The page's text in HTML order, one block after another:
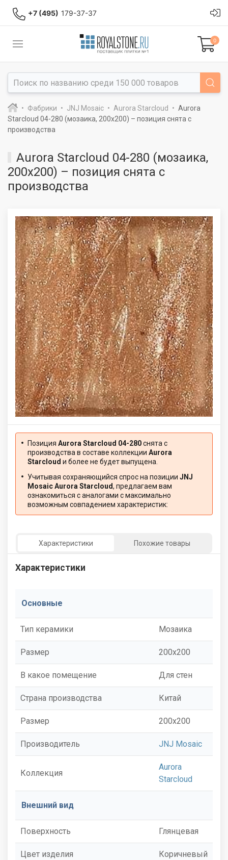
+7 (495) 179-37-37
0
Фабрики JNJ Mosaic Aurora Starcloud
Aurora
Starcloud 04-280 (мозаика, 200x200) – позиция снята с
производства
Aurora Starcloud 04-280 (мозаика,
200x200) – позиция снята с
производства
Позиция Aurora Starcloud 04-280снята с
производства в составе коллекции Aurora
Starcloud и более не будет выпущена.
Учитывая сохраняющийся спрос на позиции JNJ
Mosaic Aurora Starcloud, предлагаем вам
ознакомиться с аналогами с максимально
возможным совпадением характеристик:
Характеристики Похожие товары
Характеристики
Основные
Тип керамики Мозаика
Размер 200x200
В какое помещение Для стен
Страна производства Китай
Размер 200x200
Производитель JNJ Mosaic
Коллекция
Aurora
Starcloud
Внешний вид
Поверхность Глянцевая
Цвет изделия Коричневый